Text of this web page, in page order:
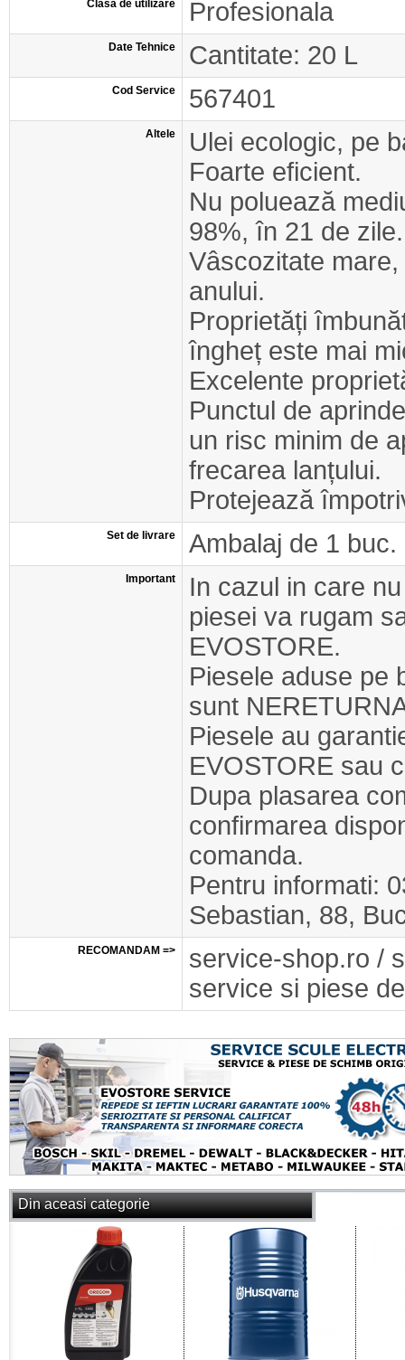
Clasa de utilizare Profesionala
Date Tehnice Cantitate: 20 L
Cod Service 567401
Altele
Ulei ecologic, pe
Foarte eficient.
Nu poluează
98%, în 21 de zile.
Vâscozitate
anului.
Proprietăți
îngheț este mai
Excelente
Punctul de
un risc minim de
frecarea lanțului.
Protejează
Set de livrare Ambalaj de 1 buc.
Important
In cazul in care
piesei va rugam
EVOSTORE.
Piesele aduse pe
sunt
Piesele au
EVOSTORE sau
Dupa plasarea
confirmarea
comanda.
Pentru informati:
Sebastian, 88,
RECOMANDAM =>
service-shop.ro /
service si piese
Din aceasi categorie